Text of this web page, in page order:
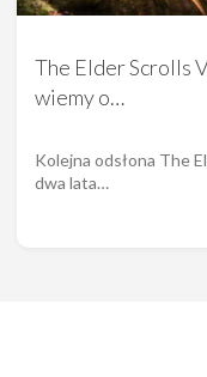
The Elder Scrolls
wiemy o…
Kolejna odsłona The
dwa lata…